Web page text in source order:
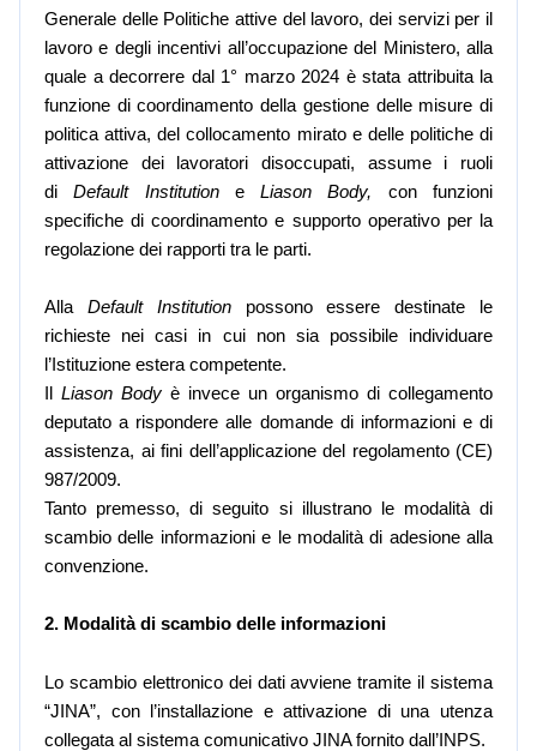
Generale delle Politiche attive del lavoro, dei servizi per il
lavoro e degli incentivi all’occupazione del Ministero, alla
quale a decorrere dal 1° marzo 2024 è stata attribuita la
funzione di coordinamento della gestione delle misure di
politica attiva, del collocamento mirato e delle politiche di
attivazione dei lavoratori disoccupati, assume i ruoli
di
Default Institution e Liason Body,
con funzioni
specifiche di coordinamento e supporto operativo per la
regolazione dei rapporti tra le parti.
Alla Default Institution
possono essere destinate le
richieste nei casi in cui non sia possibile individuare
l’Istituzione estera competente.
Liason Body è invece un organismo di collegamento
deputato a rispondere alle domande di informazioni e di
assistenza, ai fini dell’applicazione del regolamento (CE)
987/2009.
Tanto premesso, di seguito si illustrano le modalità di
scambio delle informazioni e le modalità di adesione alla
convenzione.
2. Modalità di scambio delle informazioni
Lo scambio elettronico dei dati avviene tramite il sistema
“JINA”, con l’installazione e attivazione di una utenza
collegata al sistema comunicativo JINA fornito dall’INPS.